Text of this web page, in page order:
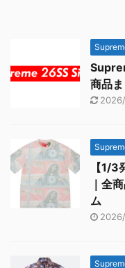
商品
【1/
｜全
ム